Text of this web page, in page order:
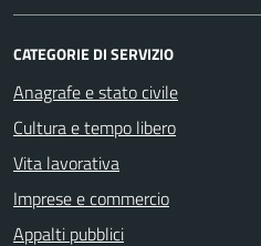
CATEGORIE DI SERVIZIO
Anagrafe e stato civile
Cultura e tempo libero
Vita lavorativa
Imprese e commercio
Appalti pubblici